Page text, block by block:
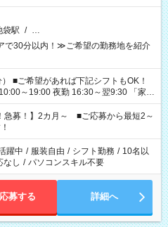
袋駅 / …
で30分以内！≫ご希望の勤務地を紹介
！
～19:00 夜勤 16:30～翌9:30 「家族
余裕を持って夕飯の準備がしたい」
ない」 など、ご希望を教えてください
務時間。 合計で週40時間を超える場
急募！】2カ月～ ■ご応募から最短2～
躍中 / 服装自由 / シフト勤務 / 10名以
なし / パソコンスキル不要
応募する 詳細へ